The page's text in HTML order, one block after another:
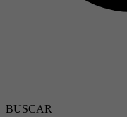
BUSCAR